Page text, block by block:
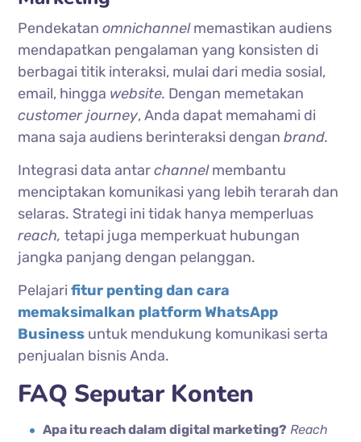
Pendekatanomnichannelmemastikan audiens
mendapatkan pengalaman yang konsisten di
berbagai titik interaksi, mulai dari media sosial,
email, hingga website. Dengan memetakan
customer journey, Anda dapat memahami di
mana saja audiens berinteraksi denganbrand.
Integrasi data antarchannelmembantu
menciptakan komunikasi yang lebih terarah dan
selaras. Strategi ini tidak hanya memperluas
reach, tetapi juga memperkuat hubungan
jangka panjang dengan pelanggan.
Pelajari fitur penting dan cara
memaksimalkan platform WhatsApp
Business untuk mendukung komunikasi serta
penjualan bisnis Anda.
FAQ Seputar Konten
Apa itu reach dalam digital marketing? Reach